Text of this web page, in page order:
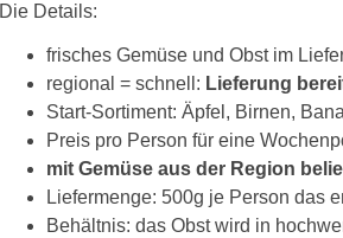
Die Details:
frisches Gemüse und Obst im
regional = schnell: Lieferung
Start-Sortiment: Äpfel, Birnen,
Preis pro Person für eine
mit Gemüse aus der Region
Liefermenge: 500g je Person das
Behältnis: das Obst wird in